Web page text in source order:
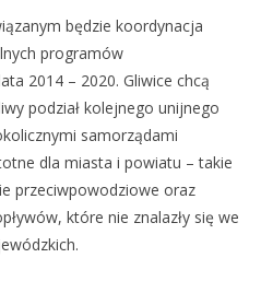
będzie koordynacja
programów
2014 – 2020. Gliwice chcą
podział kolejnego unijnego
samorządami
dla miasta i powiatu – takie
przeciwpowodziowe oraz
które nie znalazły się we